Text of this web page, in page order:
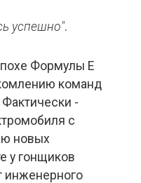
успешно".
Формулы Е
команд
-
с
новых
у гонщиков
инженерного